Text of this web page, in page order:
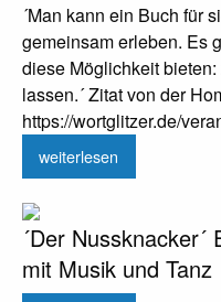
´Man kann ein Buch für
gemeinsam erleben. Es
diese Möglichkeit
lassen.´ Zitat von der
https://wortglitzer.de/
weiterlesen
´Der
mit Musik und Tanz